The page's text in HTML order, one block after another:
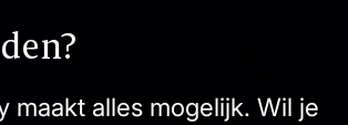
maakt alles mogelijk. Wil je